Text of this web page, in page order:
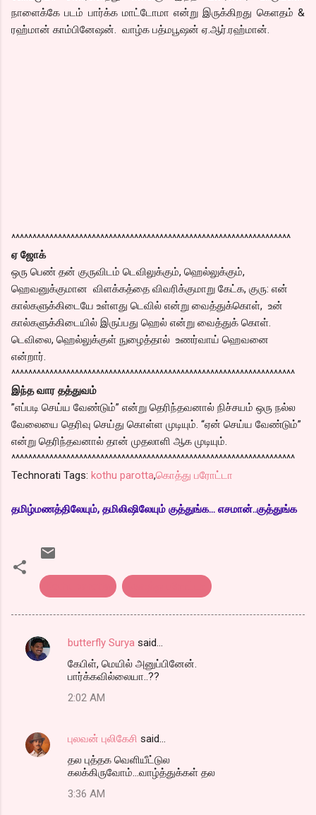
நாளைக்கே படம் பார்க்க மாட்டோமா என்று இருக்கிறது கெளதம் &
ரஹ்மான் காம்பினேஷன். வாழ்க பத்மபூஷன் ஏ.ஆர்.ரஹ்மான்.
^^^^^^^^^^^^^^^^^^^^^^^^^^^^^^^^^^^^^^^^^^^^^^^^^^^^^^^^^^^^^^^^^^
ஏ ஜோக்
ஒரு பெண் தன் குருவிடம் டெவிலுக்கும், ஹெல்லுக்கும்,
ஹெவனுக்குமான விளக்கத்தை விவரிக்குமாறு கேட்க, குரு: என்
கால்களுக்கிடையே உள்ளது டெவில் என்று வைத்துக்கொள், உன்
கால்களுக்கிடையில் இருப்பது ஹெல் என்று வைத்துக் கொள்.
டெவிலை, ஹெல்லுக்குள் நுழைத்தால் உணர்வாய் ஹெவனை
என்றார்.
^^^^^^^^^^^^^^^^^^^^^^^^^^^^^^^^^^^^^^^^^^^^^^^^^^^^^^^^^^^^^^^^^^^
இந்த வார தத்துவம்
”எப்படி செய்ய வேண்டும்” என்று தெரிந்தவனால் நிச்சயம் ஒரு நல்ல
வேலையை தெரிவு செய்து கொள்ள முடியும். “ஏன் செய்ய வேண்டும்”
என்று தெரிந்தவனால் தான் முதலாளி ஆக முடியும்.
^^^^^^^^^^^^^^^^^^^^^^^^^^^^^^^^^^^^^^^^^^^^^^^^^^^^^^^^^^^^^^^^^^^
Technorati Tags: kothu parotta,கொத்து பரோட்டா
தமிழ்மணத்திலேயும், தமிலிஷிலேயும் குத்துங்க... எசமான்..குத்துங்க
C
n
butterfly Surya said…
கேபிள், மெயில் அனுப்பினேன்.
பார்க்கவில்லையா..??
2:02 AM
புலவன் புலிகேசி said…
தல புத்தக வெளியீட்டுல
கலக்கிருவோம்...வாழ்த்துக்கள் தல
3:36 AM